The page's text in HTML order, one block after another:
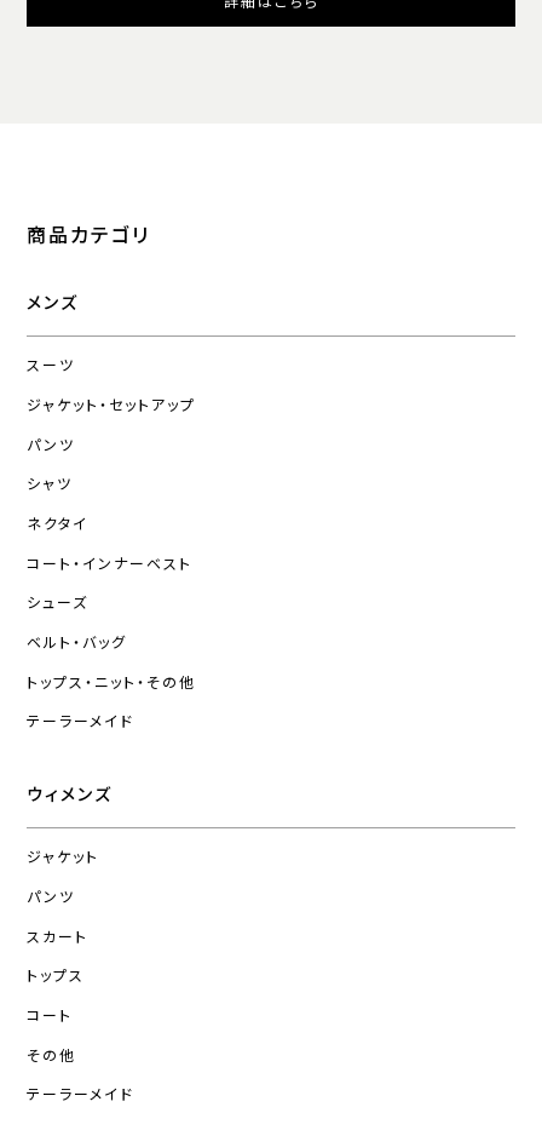
商品カテゴリ
メンズ
スーツ
ジャケット・セットアップ
パンツ
シャツ
ネクタイ
コート・インナーベスト
シューズ
ベルト・バッグ
トップス・ニット・その他
テーラーメイド
ウィメンズ
ジャケット
パンツ
スカート
トップス
コート
その他
テーラーメイド